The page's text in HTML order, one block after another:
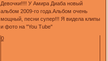
Девочки!!!! У Амира Диаба новый
альбом 2009-го года.Альбом очень
мощный, песни супер!!! Я видела клипы
и фото на "You Tube"
0